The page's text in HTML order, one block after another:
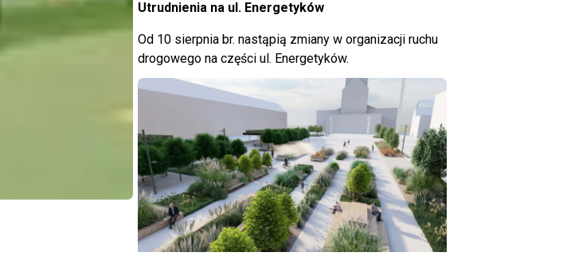
Utrudnienia na ul. Energetyków
Od 10 sierpnia br. nastąpią zmiany w organizacji ruchu
drogowego na części ul. Energetyków.